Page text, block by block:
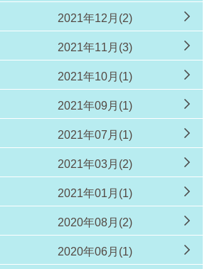
2021年12月(2)
2021年11月(3)
2021年10月(1)
2021年09月(1)
2021年07月(1)
2021年03月(2)
2021年01月(1)
2020年08月(2)
2020年06月(1)